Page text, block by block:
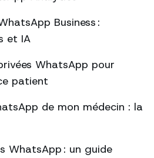
Business :
et IA
WhatsApp pour
patient
de mon médecin : la
WhatsApp : un guide